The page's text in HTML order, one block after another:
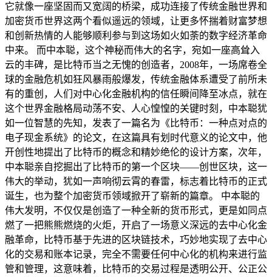
它就像一座坚固而又宽阔的桥梁，成功连接了传统金融世界和
加密货币世界这两个看似遥远的领域，让更多怀揣着财富梦想
和创新热情的人能够顺利参与到这场如火如荼的数字经济革命
中来。 而中本聪，这个神秘而伟大的名字，宛如一座高耸入
云的丰碑，是比特币当之无愧的创造者，2008年，一场席卷全
球的金融危机如狂风暴雨般爆发，传统金融体系遭受了前所未
有的重创，人们对中心化金融机构的信任瞬间降至冰点，就在
这个世界金融格局动荡不安、人心惶惶的关键时刻，中本聪犹
如一位智慧的先知，发表了一篇名为《比特币：一种点对点的
电子现金系统》的论文，在这篇具有划时代意义的论文中，他
开创性地提出了比特币的概念和精妙绝伦的设计方案，次年，
中本聪亲自挖掘出了比特币的第一个区块——创世区块，这一
伟大的举动，犹如一声响彻云霄的春雷，标志着比特币的正式
诞生，也为整个加密货币领域掀开了崭新的篇章。 中本聪的
伟大发明，不仅仅是创造了一种全新的货币形式，更是如同点
燃了一把熊熊燃烧的火炬，开启了一场意义深远的去中心化金
融革命，比特币基于先进的区块链技术，巧妙地实现了去中心
化的交易和账本记录，完全不需要任何中心化的机构来进行监
管和管理，这意味着，比特币的交易过程是透明公开、公正公